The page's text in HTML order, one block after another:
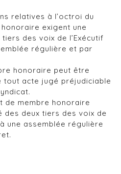
relatives à l’octroi du
exigent une
des voix de l’Exécutif
régulière et par
honoraire peut être
tout acte jugé préjudiciable
de membre honoraire
des deux tiers des voix de
une assemblée régulière